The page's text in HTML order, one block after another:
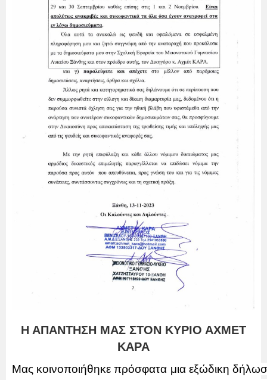
Η ΑΠΑΝΤΗΣΗ ΜΑΣ ΣΤΟΝ ΚΥΡΙΟ ΑΧΜΕΤ
ΚΑΡΑ
Μας κοινοποιήθηκε πρόσφατα μια εξώδικη